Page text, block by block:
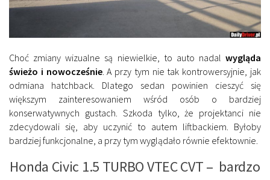
Choć zmiany wizualne są niewielkie, to auto nadal wygląda
świeżo i nowocześnie. A przy tym nie tak kontrowersyjnie, jak
odmiana hatchback. Dlatego sedan powinien cieszyć się
większym zainteresowaniem wśród osób o bardziej
konserwatywnych gustach. Szkoda tylko, że projektanci nie
zdecydowali się, aby uczynić to autem liftbackiem. Byłoby
bardziej funkcjonalne, a przy tym wyglądało równie efektownie.
Honda Civic 1.5 TURBO VTEC CVT – bardzo